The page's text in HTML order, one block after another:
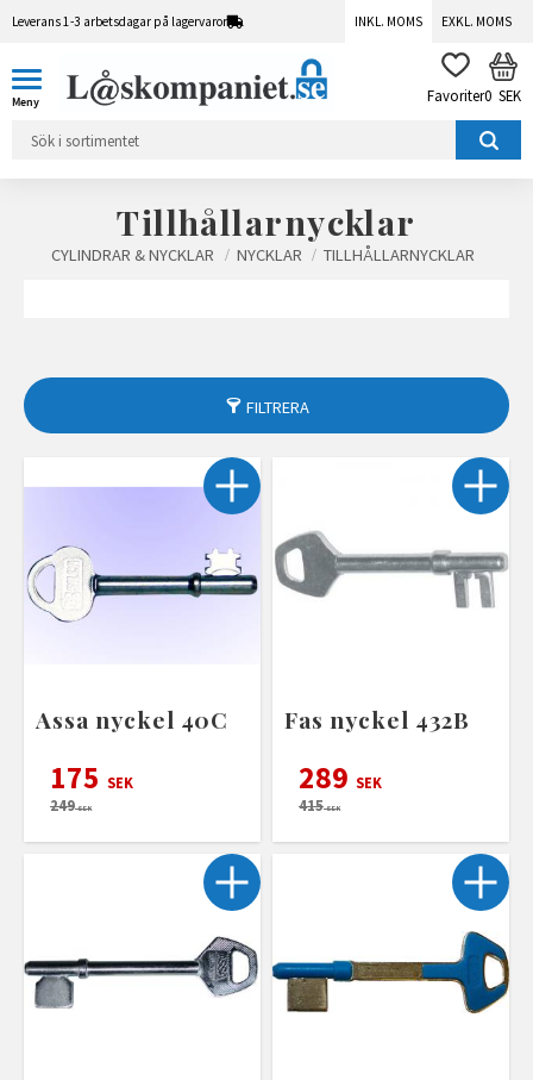
Leverans 1-3 arbetsdagar på lagervaror INKL. MOMS EXKL. MOMS
FAVORITER
0 SEK
Tillhållarnycklar
CYLINDRAR & NYCKLAR NYCKLAR TILLHÅLLARNYCKLAR
FILTRERA
Assa nyckel 40C
175 SEK
249SEK
Fas nyckel 432B
289 SEK
415SEK